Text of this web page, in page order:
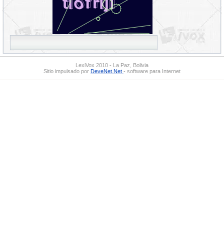
LexiVox 2010 - La Paz, Bolivia
Sitio impulsado por DeveNet.Net - software para Internet